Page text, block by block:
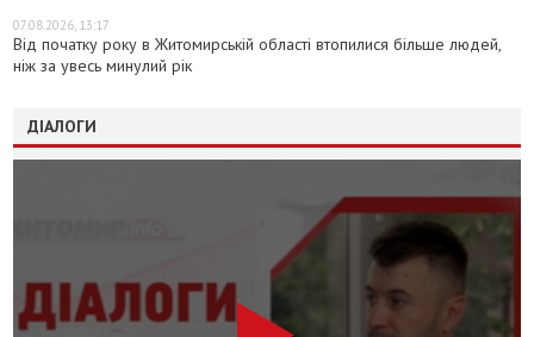
07.08.2026, 13:17
Від початку року в Житомирській області втопилися більше людей,
ніж за увесь минулий рік
ДІАЛОГИ